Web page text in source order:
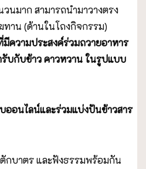
นมาก สามารถนำมาวางตรง
ทาน (ด้านในโถงกิจกรรม)
มีความประสงค์ร่วมถวายอาหาร
รับกับข้าว คาวหวาน ในรูปแบบ
อนไลน์และร่วมแบ่งปันข้าวสาร
กบาตร และฟังธรรมพร้อมกัน